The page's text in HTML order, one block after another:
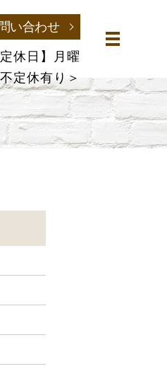
い合わせ
定休日】月曜
定休有り＞
メニュ